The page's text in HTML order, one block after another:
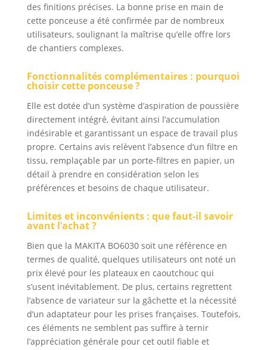
des finitions précises. La bonne prise en main de
cette ponceuse a été confirmée par de nombreux
utilisateurs, soulignant la maîtrise qu’elle offre lors
de chantiers complexes.
Fonctionnalités complémentaires : pourquoi
choisir cette ponceuse ?
Elle est dotée d’un système d’aspiration de poussière
directement intégré, évitant ainsi l’accumulation
indésirable et garantissant un espace de travail plus
propre. Certains avis relèvent l’absence d’un filtre en
tissu, remplaçable par un porte-filtres en papier, un
détail à prendre en considération selon les
préférences et besoins de chaque utilisateur.
Limites et inconvénients : que faut-il savoir
avant l’achat ?
Bien que la MAKITA BO6030 soit une référence en
termes de qualité, quelques utilisateurs ont noté un
prix élevé pour les plateaux en caoutchouc qui
s’usent inévitablement. De plus, certains regrettent
l’absence de variateur sur la gâchette et la nécessité
d’un adaptateur pour les prises françaises. Toutefois,
ces éléments ne semblent pas suffire à ternir
l’appréciation générale pour cet outil fiable et